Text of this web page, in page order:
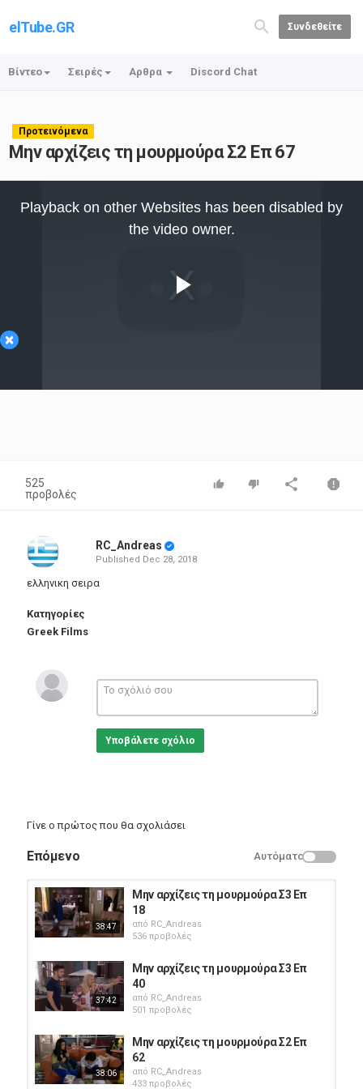
elTube.GR Συνδεθείτε
Βίντεο Σειρές Αρθρα Discord Chat
Προτεινόμενα
Μην αρχίζεις τη μουρμούρα Σ2 Επ 67
×
Video
Playback on other Websites has been disabled by
the video owner.
525
προβολές
RC_Andreas
Published Dec 28, 2018
ελληνικη σειρα
Κατηγορίες
Greek Films
Υποβάλετε σχόλιο
Γίνε ο πρώτος που θα σχολιάσει
Επόμενο Αυτόματο
38:47
Μην αρχίζεις τη μουρμούρα Σ3 Επ
18
από RC_Andreas
536 προβολές
37:42
Μην αρχίζεις τη μουρμούρα Σ3 Επ
40
από RC_Andreas
501 προβολές
38:06
Μην αρχίζεις τη μουρμούρα Σ2 Επ
62
από RC_Andreas
433 προβολές